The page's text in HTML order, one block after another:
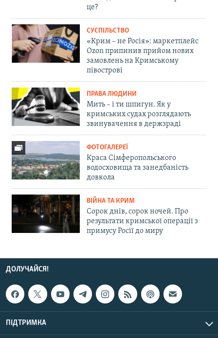
це?
СУСПІЛЬСТВО
«Крим – не Росія»: маркетплейс
Ozon припинив прийом нових
замовлень на Кримському
півострові
ПРАВА ЛЮДИНИ
Мить – і ти шпигун. Як у
кримських судах розглядають
звинувачення в держзраді
ФОТОГАЛЕРЕЇ
Краса Сімферопольського
водосховища та занедбаність
довкола
ВІЙНА ТА КРИМ
Сорок днів, сорок ночей. Про
результати кримської операції з
примусу Росії до миру
ДОЛУЧАЙСЯ!
ПІДТРИМКА